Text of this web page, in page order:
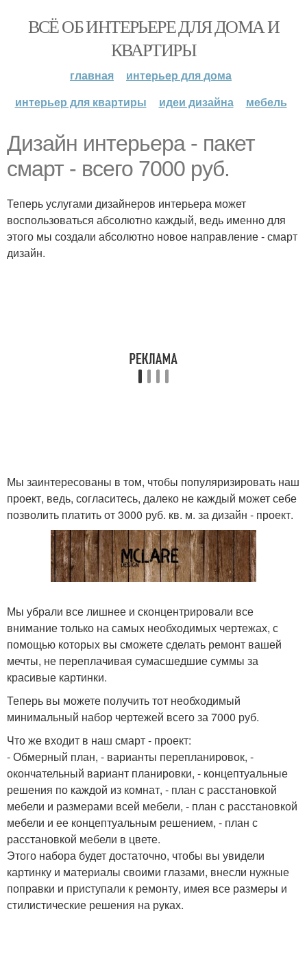
ВСЁ ОБ ИНТЕРЬЕРЕ ДЛЯ ДОМА И
КВАРТИРЫ
главная
интерьер для дома
интерьер для квартиры
идеи дизайна мебель
Дизайн интерьера - пакет
смарт - всего 7000 руб.
Теперь услугами дизайнеров интерьера может
воспользоваться абсолютно каждый, ведь именно для
этого мы создали абсолютно новое направление - смарт
дизайн.
Мы заинтересованы в том, чтобы популяризировать наш
проект, ведь, согласитесь, далеко не каждый может себе
позволить платить от 3000 руб. кв. м. за дизайн - проект.
Мы убрали все лишнее и сконцентрировали все
внимание только на самых необходимых чертежах, с
помощью которых вы сможете сделать ремонт вашей
мечты, не переплачивая сумасшедшие суммы за
красивые картинки.
Теперь вы можете получить тот необходимый
минимальный набор чертежей всего за 7000 руб.
Что же входит в наш смарт - проект:
- Обмерный план, - варианты перепланировок, -
окончательный вариант планировки, - концептуальные
решения по каждой из комнат, - план с расстановкой
мебели и размерами всей мебели, - план с расстановкой
мебели и ее концептуальным решением, - план с
расстановкой мебели в цвете.
Этого набора будет достаточно, чтобы вы увидели
картинку и материалы своими глазами, внесли нужные
поправки и приступали к ремонту, имея все размеры и
стилистические решения на руках.